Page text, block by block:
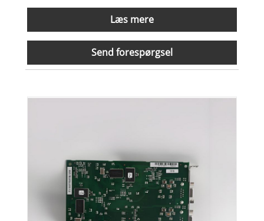
Læs mere
Send forespørgsel